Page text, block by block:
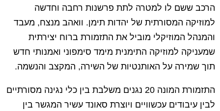
הרכב ששם לו למטרה לתת פרשנות רחבה וחדשה
למוזיקה המסורתית של יהדות תימן. וואהב מנצח, מעבד
והמנהל המוזיקלי מוביל את התזמורת ברוח יצירתית
שמעניקה למוזיקה התימנית מימד סימפוני ואמנותי חדש
תוך שמירה על האותנטיות של השירה, המקצב והנשמה.
התזמורת המונה 20 נגנים משלבת בין כלי נגינה מסורתיים
לבין עיבודים עכשוויים ויוצרת סאונד עשיר המגשר בין